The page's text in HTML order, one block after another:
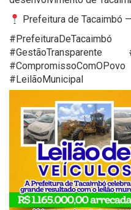
Prefeitura de Tacaimbó
#GestãoTransparente
#LeilãoMunicipal